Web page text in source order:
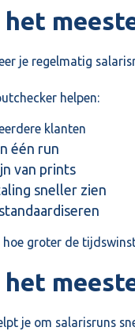
je regelmatig
helpen:
klanten
één run
van prints
sneller zien
groter de
je om salarisruns